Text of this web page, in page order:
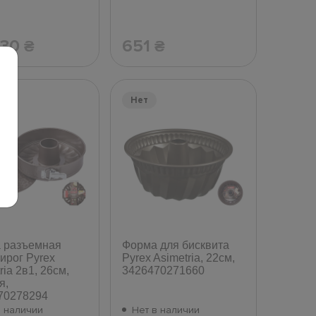
₴ 651 ₴
Pyrex
2в1, 26см,
наличии
Нет
Форма для бисквита
Pyrex Asimetria, 22см,
3426470271660
Нет в наличии